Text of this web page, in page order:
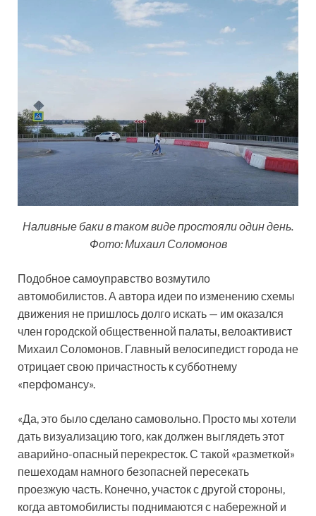
Наливные баки в таком виде простояли один день.
Фото: Михаил Соломонов
Подобное самоуправство возмутило
автомобилистов. А автора идеи по изменению схемы
движения не пришлось долго искать — им оказался
член городской общественной палаты, велоактивист
Михаил Соломонов. Главный велосипедист города не
отрицает свою причастность к субботнему
«перфомансу».
«Да, это было сделано самовольно. Просто мы хотели
дать визуализацию того, как должен выглядеть этот
аварийно-опасный перекресток. С такой «разметкой»
пешеходам намного безопасней пересекать
проезжую часть. Конечно, участок с другой стороны,
когда автомобилисты поднимаются с набережной и